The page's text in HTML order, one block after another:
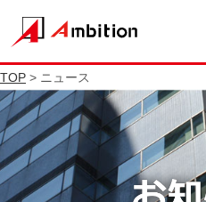
TOP > ニュース